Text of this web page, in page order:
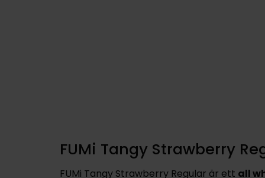
FUMi Tangy Strawberry
FUMi Tangy Strawberry Regular är ett all